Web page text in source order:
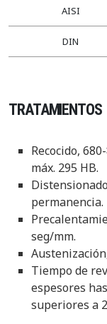
AISI
DIN
TRATAMIENTOS
Recocido,
máx. 295 HB.
permanencia.
seg/mm.
Tiempo de
espesores
superiores a